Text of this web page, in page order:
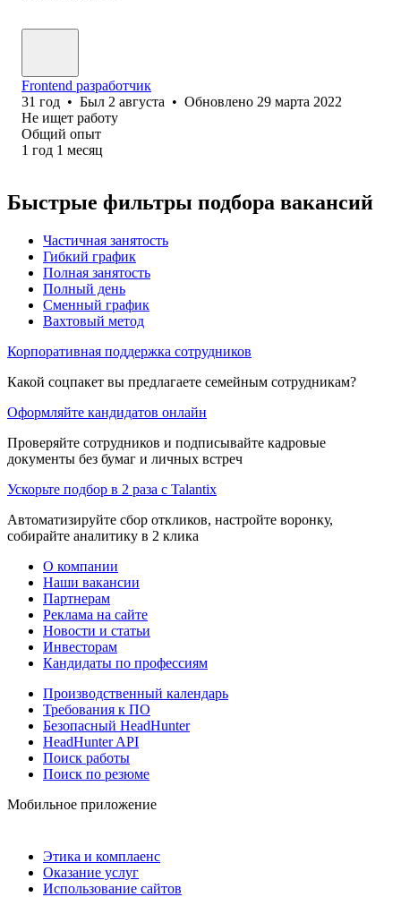
Frontend разработчик
31 год • Был 2 августа • Обновлено 29 марта 2022
Не ищет работу
Общий опыт
1 год 1 месяц
Быстрые фильтры подбора вакансий
Частичная занятость
Гибкий график
Полная занятость
Полный день
Сменный график
Вахтовый метод
Корпоративная поддержка сотрудников
Какой соцпакет вы предлагаете семейным сотрудникам?
Оформляйте кандидатов онлайн
Проверяйте сотрудников и подписывайте кадровые
документы без бумаг и личных встреч
Ускорьте подбор в 2 раза с Talantix
Автоматизируйте сбор откликов, настройте воронку,
собирайте аналитику в 2 клика
О компании
Наши вакансии
Партнерам
Реклама на сайте
Новости и статьи
Инвесторам
Кандидаты по профессиям
Производственный календарь
Требования к ПО
Безопасный HeadHunter
HeadHunter API
Поиск работы
Поиск по резюме
Мобильное приложение
Этика и комплаенс
Оказание услуг
Использование сайтов